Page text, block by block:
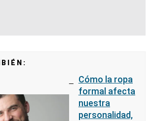
Cómo la ropa
formal afecta
nuestra
personalidad,